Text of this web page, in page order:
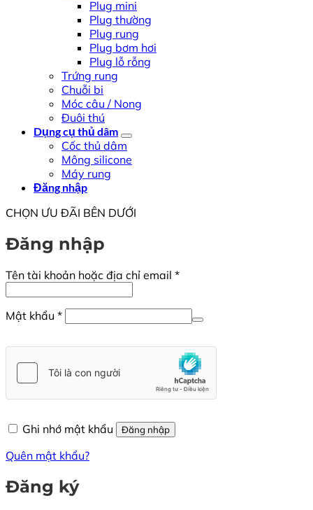
Plug mini
Plug thường
Plug rung
Plug bơm hơi
Plug lỗ rỗng
Trứng rung
Chuỗi bi
Móc câu / Nong
Đuôi thú
Dụng cụ thủ dâm
Cốc thủ dâm
Mông silicone
Máy rung
Đăng nhập
CHỌN ƯU ĐÃI BÊN DƯỚI
Đăng nhập
Tên tài khoản hoặc địa chỉ email *Bắt
Mật khẩu *Bắt
buộc
Ghi nhớ mật khẩu Đăng nhập
Quên mật khẩu?
Đăng ký